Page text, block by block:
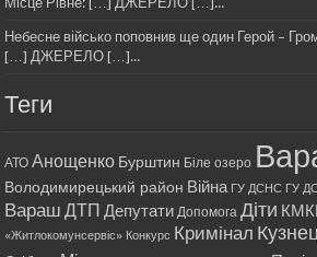
Небесне військо поповнив ще один Герой –
[…] ДЖЕРЕЛО […]...
Теги
АТО Анощенко Бурштин Біле озеро
Володимирецький район Війна ГУ ДСНС ГУ
Вараш ДТП Депутати Допомога Діти
«Житлокомунсервіс» Конкурс Кримінал